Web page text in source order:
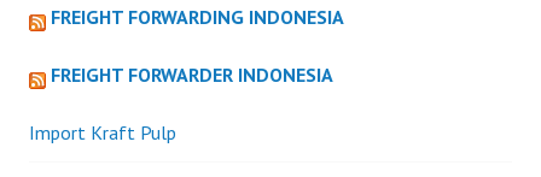
FREIGHT FORWARDING INDONESIA
FREIGHT FORWARDER INDONESIA
Import Kraft Pulp